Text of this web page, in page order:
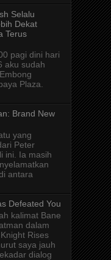
Selalu
Dekat
Terus
pagi dini hari
aku sudah
Plaza.
Brand New
yang
Peter
ini. Ia masih
antara
Defeated You
kalimat Bane
dalam
Rises
saya jauh
dialog